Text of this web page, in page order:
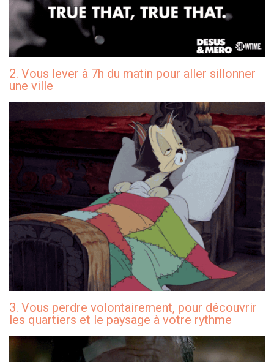
2. Vous lever à 7h du matin pour aller sillonner
une ville
3. Vous perdre volontairement, pour découvrir
les quartiers et le paysage à votre rythme